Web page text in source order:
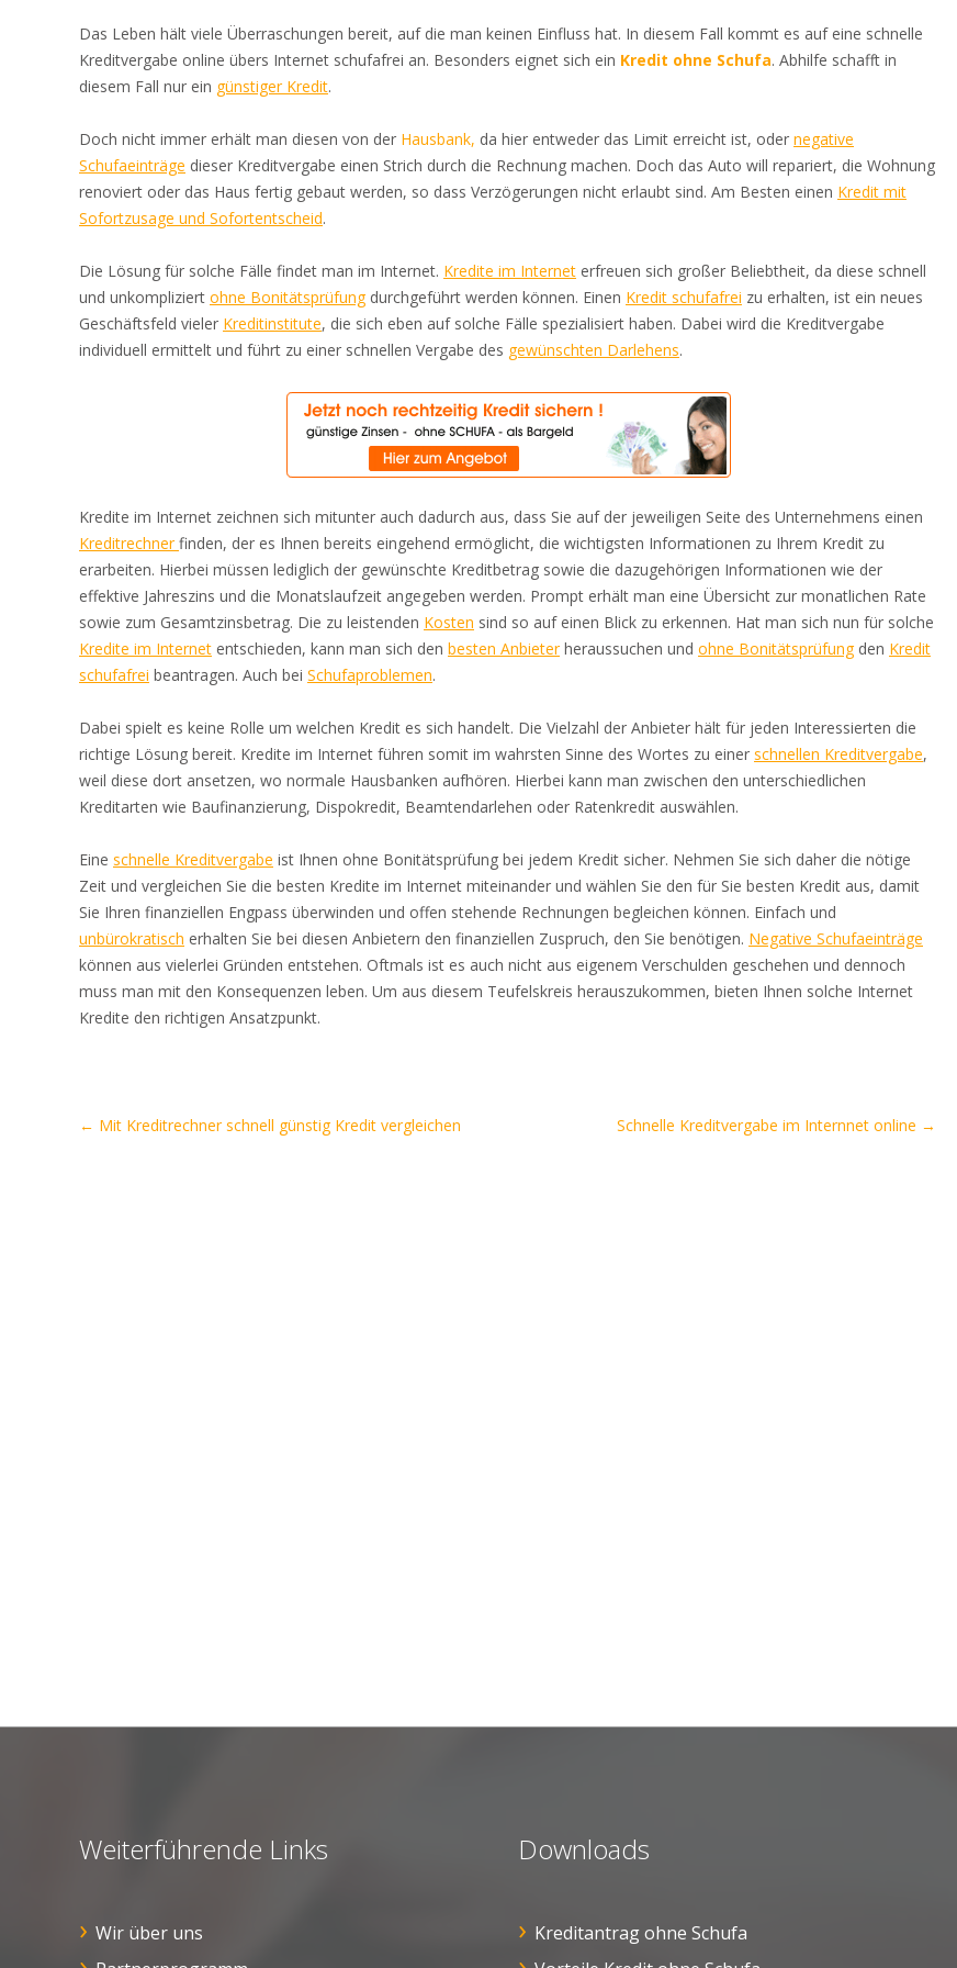
Das Leben hält viele Überraschungen bereit, auf die man keinen Einfluss hat. In diesem Fall kommt es auf eine schnelle
Kreditvergabe online übers Internet schufafrei an. Besonders eignet sich ein Kredit ohne Schufa. Abhilfe schafft in
diesem Fall nur ein günstiger Kredit.
Doch nicht immer erhält man diesen von der Hausbank, da hier entweder das Limit erreicht ist, oder negative
Schufaeinträge dieser Kreditvergabe einen Strich durch die Rechnung machen. Doch das Auto will repariert, die Wohnung
renoviert oder das Haus fertig gebaut werden, so dass Verzögerungen nicht erlaubt sind. Am Besten einen Kredit mit
Sofortzusage und Sofortentscheid.
Die Lösung für solche Fälle findet man im Internet. Kredite im Internet erfreuen sich großer Beliebtheit, da diese schnell
und unkompliziert ohne Bonitätsprüfungdurchgeführt werden können. Einen Kredit schufafrei zu erhalten, ist ein neues
Geschäftsfeld vieler Kreditinstitute, die sich eben auf solche Fälle spezialisiert haben. Dabei wird die Kreditvergabe
individuell ermittelt und führt zu einer schnellen Vergabe des gewünschten Darlehens.
Kredite im Internet zeichnen sich mitunter auch dadurch aus, dass Sie auf der jeweiligen Seite des Unternehmens einen
Kreditrechnerfinden, der es Ihnen bereits eingehend ermöglicht, die wichtigsten Informationen zu Ihrem Kredit zu
erarbeiten. Hierbei müssen lediglich der gewünschte Kreditbetrag sowie die dazugehörigen Informationen wie der
effektive Jahreszins und die Monatslaufzeit angegeben werden. Prompt erhält man eine Übersicht zur monatlichen Rate
sowie zum Gesamtzinsbetrag. Die zu leistenden Kosten sind so auf einen Blick zu erkennen. Hat man sich nun für solche
Kredite im Internet entschieden, kann man sich den besten Anbieterheraussuchen und ohne Bonitätsprüfungden Kredit
schufafrei beantragen. Auch bei Schufaproblemen.
Dabei spielt es keine Rolle um welchen Kredit es sich handelt. Die Vielzahl der Anbieter hält für jeden Interessierten die
richtige Lösung bereit. Kredite im Internet führen somit im wahrsten Sinne des Wortes zu einer schnellen Kreditvergabe,
weil diese dort ansetzen, wo normale Hausbanken aufhören. Hierbei kann man zwischen den unterschiedlichen
Kreditarten wie Baufinanzierung, Dispokredit, Beamtendarlehen oder Ratenkredit auswählen.
Eine schnelle Kreditvergabe ist Ihnen ohne Bonitätsprüfung bei jedem Kredit sicher. Nehmen Sie sich daher die nötige
Zeit und vergleichen Sie die besten Kredite im Internet miteinander und wählen Sie den für Sie besten Kredit aus, damit
Sie Ihren finanziellen Engpass überwinden und offen stehende Rechnungen begleichen können. Einfach und
unbürokratisch erhalten Sie bei diesen Anbietern den finanziellen Zuspruch, den Sie benötigen. Negative Schufaeinträge
können aus vielerlei Gründen entstehen. Oftmals ist es auch nicht aus eigenem Verschulden geschehen und dennoch
muss man mit den Konsequenzen leben. Um aus diesem Teufelskreis herauszukommen, bieten Ihnen solche Internet
Kredite den richtigen Ansatzpunkt.
Artikel-
← Mit Kreditrechner schnell günstig Kredit vergleichen Schnelle Kreditvergabe im Internnet online →
Weiterführende Links
Wir über uns
Downloads
Kreditantrag ohne Schufa